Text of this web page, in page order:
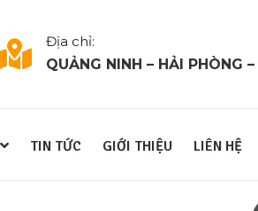
Địa chỉ:
QUẢNG NINH – HẢI PHÒNG
TIN TỨC GIỚI THIỆU LIÊN HỆ